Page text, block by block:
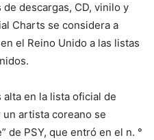
descargas, CD, vinilo y
Charts se considera a
el Reino Unido a las listas
en la lista oficial de
artista coreano se
de PSY, que entró en el n. °